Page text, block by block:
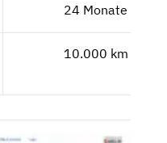
24 Monate
10.000 km